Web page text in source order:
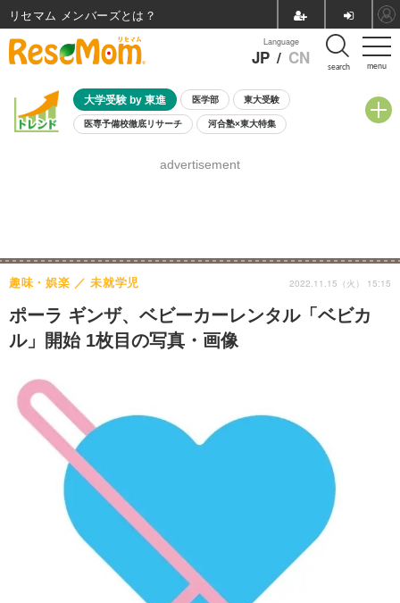
menu
Language
JP / CN search
大学受験 by 東進 医学部 東大受験
医専予備校徹底リサーチ 河合塾×東大特集
8月開催学校説明会・相談会
advertisement
ポーラ ギンザ、ベビーカーレンタル「ベビカ
ル」開始 1枚目の写真・画像
趣味・娯楽 未就学児 2022.11.15（火） 15:15
リセマム メンバーズ